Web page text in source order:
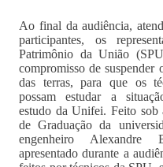
Ao final da audiência,
participantes, os
Patrimônio da União
compromisso de suspender
das terras, para que os
possam estudar a
estudo da Unifei. Feito sob
de Graduação da
engenheiro Alexandre
apresentado durante a